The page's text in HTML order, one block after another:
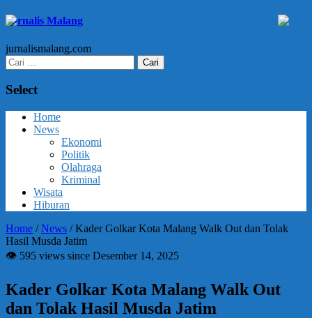
Jurnalis Malang
jurnalismalang.com
Cari
untuk:
Select
Home
News
Ekonomi
Politik
Olahraga
Kriminal
Wisata
Hiburan
Home /News /Kader Golkar Kota Malang Walk Out dan Tolak
Hasil Musda Jatim
👁 595 views since Desember 14, 2025
Kader Golkar Kota Malang Walk Out
dan Tolak Hasil Musda Jatim